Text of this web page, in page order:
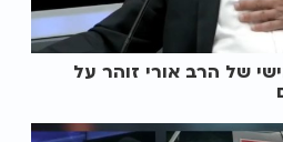
של הרב אורי זוהר על